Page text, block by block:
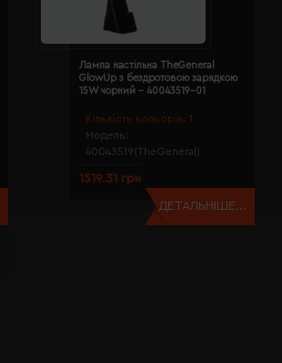
Кількість кольорів: 1
Модель:
40043519(TheGeneral)
Лампа настільна TheGeneral
GlowUp з бездротовою зарядкою
15W чорний - 40043519-01
1519.31 грн
ДЕТАЛЬНІШЕ...